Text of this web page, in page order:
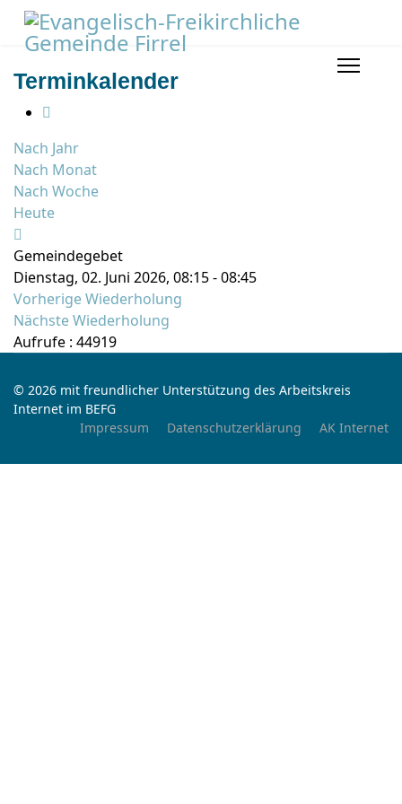
Terminkalender
Nach Jahr
Nach Monat
Nach Woche
Heute
Gemeindegebet
Dienstag, 02. Juni 2026, 08:15 - 08:45
Vorherige Wiederholung
Nächste Wiederholung
Aufrufe : 44919
© 2026 mit freundlicher Unterstützung des Arbeitskreis
Internet im BEFG
Impressum
Datenschutzerklärung AK Internet